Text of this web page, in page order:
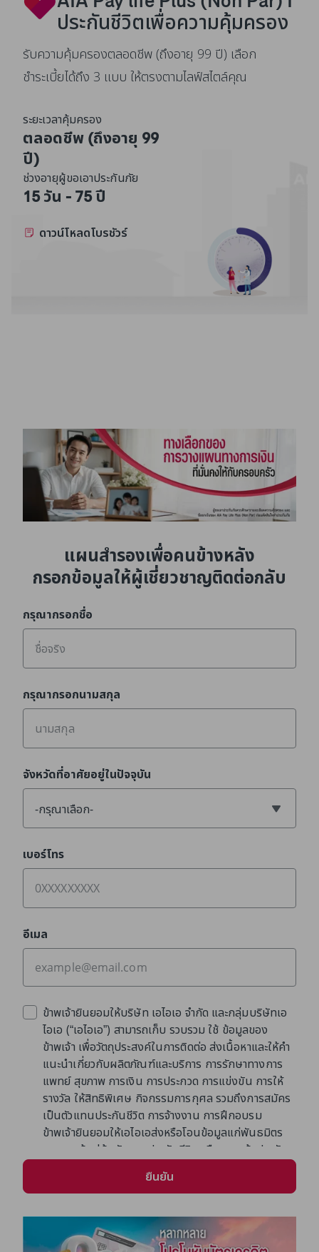
ประกันชีวิตเพื่อความคุ้มครอง
รับความคุ้มครองตลอดชีพ (ถึงอายุ 99 ปี) เลือก
ชำระเบี้ยได้ถึง 3 แบบ ให้ตรงตามไลฟ์สไตล์คุณ
ระยะเวลาคุ้มครอง
ตลอดชีพ (ถึงอายุ 99
ปี)
ช่วงอายุผู้ขอเอาประกันภัย
15 วัน - 75 ปี
ดาวน์โหลดโบรชัวร์
แผนสำรองเพื่อคนข้างหลัง
กรอกข้อมูลให้ผู้เชี่ยวชาญติดต่อกลับ​
กรุณากรอกชื่อ
กรุณากรอกนามสกุล
จังหวัดที่อาศัยอยู่ในปัจจุบัน
-กรุณาเลือก-
เบอร์โทร
อีเมล
ข้าพเจ้ายินยอมให้บริษัท เอไอเอ จำกัด และกลุ่มบริษัทเอ
ไอเอ (“เอไอเอ”) สามารถเก็บ รวบรวม ใช้ ข้อมูลของ
ข้าพเจ้า เพื่อวัตถุประสงค์ในการติดต่อ ส่งเนื้อหาและให้คำ
แนะนำเกี่ยวกับผลิตภัณฑ์และบริการ การรักษาทางการ
แพทย์ สุขภาพ การเงิน การประกวด การแข่งขัน การให้
รางวัล ให้สิทธิพิเศษ กิจกรรมการกุศล รวมถึงการสมัคร
เป็นตัวแทนประกันชีวิต การจ้างงาน การฝึกอบรม
ข้าพเจ้ายินยอมให้เอไอเอส่งหรือโอนข้อมูลแก่พันธมิตร
ทางการค้า คู่ค้า ตัวแทนประกันชีวิต หรือนายหน้าประกัน
ข้าพเจ้ารับทราบว่าเอไอเอจะเก็บข้อมูลตามความจำเป็นหรือ
แทนที่การแสดงเจตนาที่ข้าพเจ้าได้เคยให้ไว้ก่อนหน้า (ถ้า
ยืนยัน